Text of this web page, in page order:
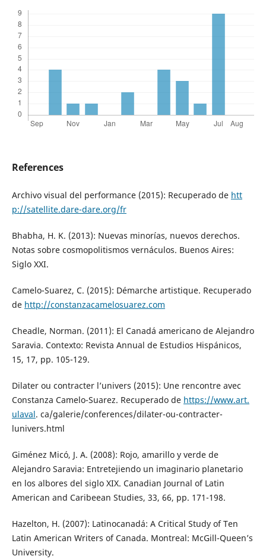
References
Archivo visual del performance (2015): Recuperado de htt
p://satellite.dare-dare.org/fr
Bhabha, H. K. (2013): Nuevas minorías, nuevos derechos.
Notas sobre cosmopolitismos vernáculos. Buenos Aires:
Siglo XXI.
Camelo-Suarez, C. (2015): Démarche artistique. Recuperado
de http://constanzacamelosuarez.com
Cheadle, Norman. (2011): El Canadá americano de Alejandro
Saravia. Contexto: Revista Annual de Estudios Hispánicos,
15, 17, pp. 105-129.
Dilater ou contracter l’univers (2015): Une rencontre avec
Constanza Camelo-Suarez. Recuperado de https://www.art.
ulaval. ca/galerie/conferences/dilater-ou-contracter-
lunivers.html
Giménez Micó, J. A. (2008): Rojo, amarillo y verde de
Alejandro Saravia: Entretejiendo un imaginario planetario
en los albores del siglo XIX. Canadian Journal of Latin
American and Caribeean Studies, 33, 66, pp. 171-198.
Hazelton, H. (2007): Latinocanadá: A Critical Study of Ten
Latin American Writers of Canada. Montreal: McGill-Queen’s
University.